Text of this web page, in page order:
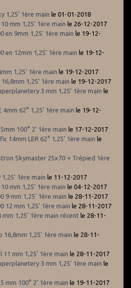
1,25' 1ère main le 01-01-2018
mm 1,25' 1ère main le 26-12-2017
en 9mm 1,25' 1ère main le 19-12-
en 12mm 1,25' 1ère main le 19-12-
1,25' 1ère main le 19-12-2017
1,25' 1ère main le 19-12-2017
3 mm 1,25' 1ère main le
4mm 62° 1,25' 1ère main le 19-12-
100° 2' 1ère main le 17-12-2017
14mm LER 62° 1,25' 1ère main le
Skymaster 25x70 + Trépied 1ère
1ère main le 11-12-2017
mm 1,25' 1ère main le 04-12-2017
9 mm 1,25' 1ère main le 28-11-2017
12 mm 1,25' 1ère main le 28-11-2017
mm 1,25' 1ère main récent le 28-11-
16,8mm 1,25' 1ère main le 28-11-
11 mm 1,25' 1ère main le 28-11-2017
3 mm 1,25' 1ère main le
mm 100° 2' 1ère main le 19-11-2017